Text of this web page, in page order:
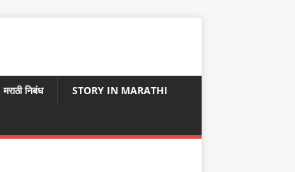
मराठी निबंध STORY IN MARATHI